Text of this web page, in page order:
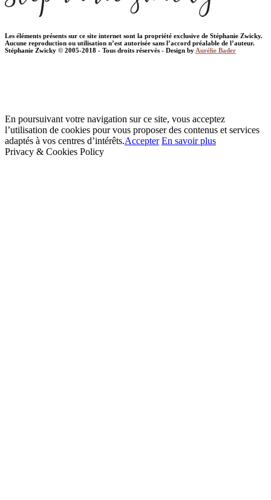
Les éléments présents sur ce site internet sont la propriété exclusive de Stéphanie Zwicky.
Aucune reproduction ou utilisation n’est autorisée sans l’accord préalable de l’auteur.
Stéphanie Zwicky © 2005-2018 - Tous droits réservés - Design by Aurélie Bader
En poursuivant votre navigation sur ce site, vous acceptez
l’utilisation de cookies pour vous proposer des contenus et services
adaptés à vos centres d’intérêts.Accepter En savoir plus
Privacy & Cookies Policy